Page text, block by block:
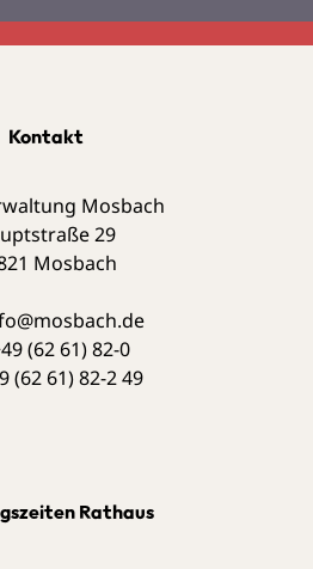
Kontakt
Mosbach
29
Mosbach
(62 61) 82-0
(62 61) 82-2 49
Rathaus